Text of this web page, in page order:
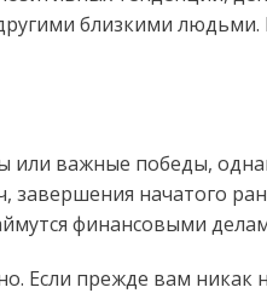
близкими людьми.
важные победы,
завершения начатого
финансовыми
Если прежде вам никак